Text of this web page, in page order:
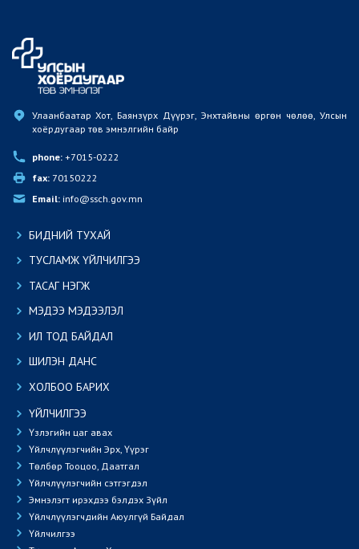
Улаанбаатар Хот, Баянзүрх Дүүрэг, Энхтайвны өргөн чөлөө, Улсын
хоёрдугаар төв эмнэлгийн байр
phone: +7015-0222
fax: 70150222
Email: info@ssch.gov.mn
БИДНИЙ ТУХАЙ
ТУСЛАМЖ ҮЙЛЧИЛГЭЭ
ТАСАГ НЭГЖ
МЭДЭЭ МЭДЭЭЛЭЛ
ИЛ ТОД БАЙДАЛ
ШИЛЭН ДАНС
ХОЛБОО БАРИХ
ҮЙЛЧИЛГЭЭ
Үзлэгийн цаг авах
Үйлчлүүлэгчийн Эрх, Үүрэг
Төлбөр Тооцоо, Даатгал
Үйлчлүүлэгчийн сэтгэгдэл
Эмнэлэгт ирэхдээ бэлдэх Зүйл
Үйлчлүүлэгчдийн Аюулгүй Байдал
Үйлчилгээ